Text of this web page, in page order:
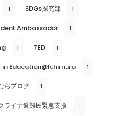
1 SDGs探究部 1
Ambassador 1
1 TED 1
in Education@Ichimura 1
らブログ 1
ライナ避難民緊急支援 1